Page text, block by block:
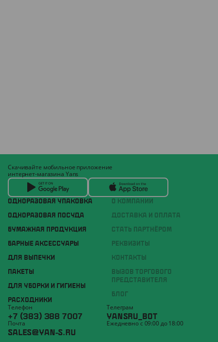
ОДНОРАЗОВАЯ УПАКОВКА
ОДНОРАЗОВАЯ ПОСУДА
БУМАЖНАЯ ПРОДУКЦИЯ
БАРНЫЕ АКСЕССУАРЫ
ДЛЯ ВЫПЕЧКИ
ПАКЕТЫ
ДЛЯ УБОРКИ И ГИГИЕНЫ
РАСХОДНИКИ
О КОМПАНИИ
ДОСТАВКА И ОПЛАТА
СТАТЬ ПАРТНЁРОМ
РЕКВИЗИТЫ
КОНТАКТЫ
ВЫЗОВ ТОРГОВОГО
ПРЕДСТАВИТЕЛЯ
БЛОГ
Скачивайте мобильное приложение
интернет-магазина Yans
Телефон
+7 (383) 388 7007
Телеграм
YANSRU_BOT
Почта
SALES@YAN-S.RU
Ежедневно с 09:00 до 18:00